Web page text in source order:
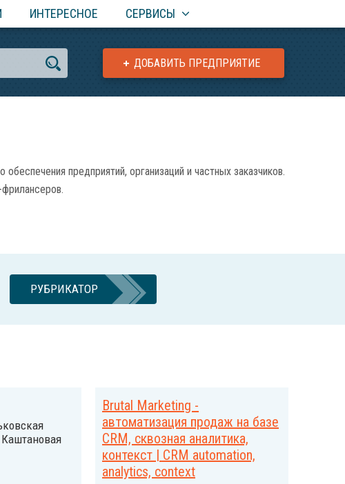
ИНТЕРЕСНОЕ СЕРВИСЫ
ДОБАВИТЬ ПРЕДПРИЯТИЕ
предприятий, организаций и частных заказчиков.
РУБРИКАТОР
Каштановая
Brutal Marketing -
автоматизация продаж на базе
CRM, сквозная аналитика,
контекст | CRM automation,
analytics, context